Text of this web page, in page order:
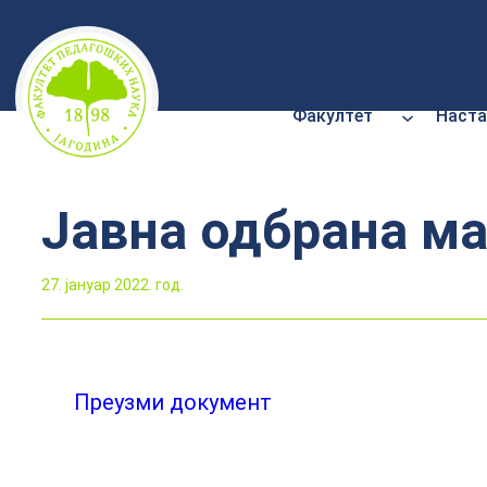
Скочи
на
садржај
Факултет
Јавна одбрана
27. јануар 2022. год.
Преузми документ